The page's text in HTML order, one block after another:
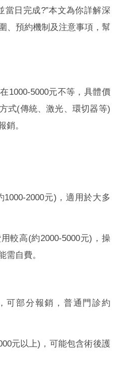
當日完成?”本文為你詳解深
、預約機制及注意事項，幫
1000-5000元不等，具體價
式(傳統、激光、環切器等)
銷。
2000元)，適用於大多
較高(約2000-5000元)，操
需自費。
可部分報銷，普通門診約
元以上)，可能包含術後護